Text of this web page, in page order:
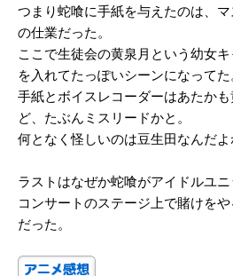
つまり蛇喰に手紙を与えたのは、
の仕業だった。
ここで生徒会の黄泉月という幼女
を入れてたっぽいシーンになってた
手紙とボイスレコーダーはあたか
ど、たぶんミスリードかと。
何となく怪しいのは豆生田なんだよ
ラストはなぜか蛇喰がアイドルユニ
コンサートのステージ上で賭けを
だった。